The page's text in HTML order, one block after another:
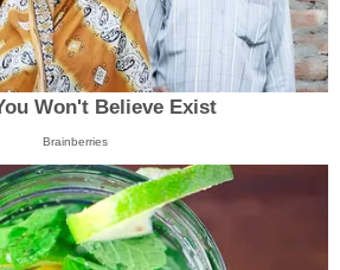
Won't Believe Exist
Brainberries